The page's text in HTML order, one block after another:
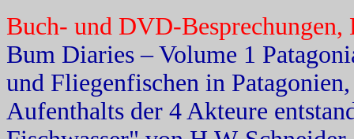
Buch- und DVD-Besprechungen,
Bum Diaries – Volume 1
und Fliegenfischen in
Aufenthalts der 4 Akteure